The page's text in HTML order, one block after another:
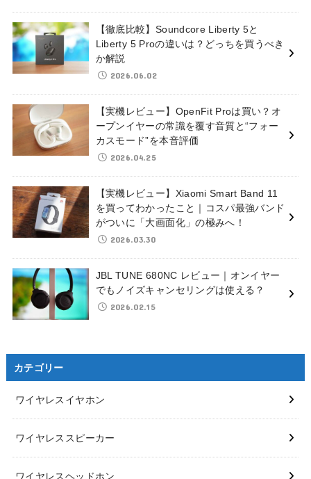
【徹底比較】Soundcore Liberty 5と
Liberty 5 Proの違いは？どっちを買うべき
か解説
2026.06.02
【実機レビュー】OpenFit Proは買い？オ
ープンイヤーの常識を覆す音質と“フォー
カスモード”を本音評価
2026.04.25
【実機レビュー】Xiaomi Smart Band 11
を買ってわかったこと｜コスパ最強バンド
がついに「大画面化」の極みへ！
2026.03.30
JBL TUNE 680NC レビュー｜オンイヤー
でもノイズキャンセリングは使える？
2026.02.15
カテゴリー
ワイヤレスイヤホン
ワイヤレススピーカー
ワイヤレスヘッドホン